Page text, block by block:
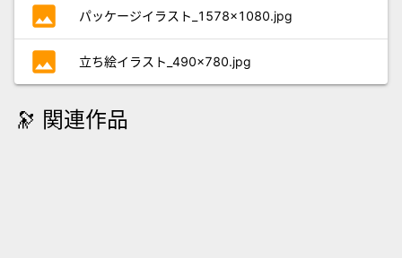
photo パッケージイラスト_1578×1080.jpg
photo 立ち絵イラスト_490×780.jpg
🔭 関連作品